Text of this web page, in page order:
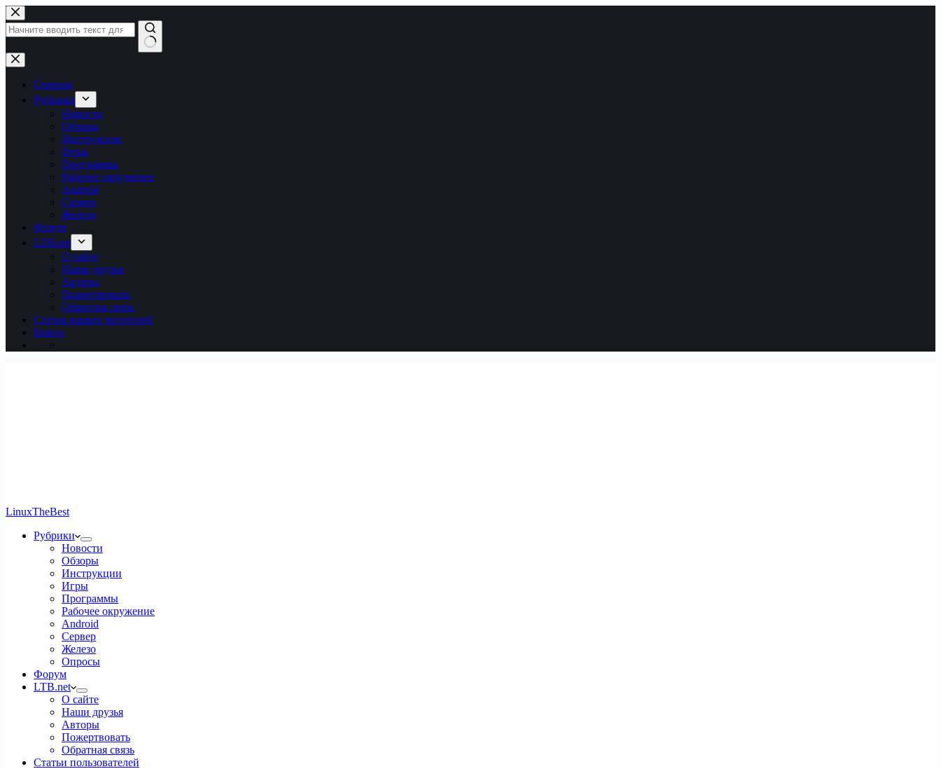
Перейти
к
сути
Ничего
не
найденоГлавная
Рубрики
Новости
Обзоры
Инструкции
Игры
Программы
Рабочее окружение
Android
Сервер
Железо
Форум
LTB.net
О сайте
Наши друзья
Авторы
Пожертвовать
Обратная связь
Статьи наших читателей
Войти
LinuxTheBest
Рубрики
Новости
Обзоры
Инструкции
Игры
Программы
Рабочее окружение
Android
Сервер
Железо
Опросы
Форум
LTB.net
О сайте
Наши друзья
Авторы
Пожертвовать
Обратная связь
Статьи пользователей